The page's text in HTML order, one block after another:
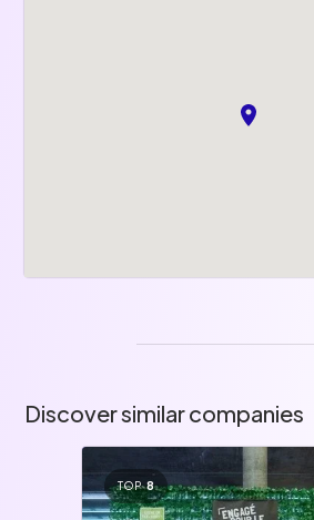
Carte Swile bien pratique !
Discover similar companies
TOP 8